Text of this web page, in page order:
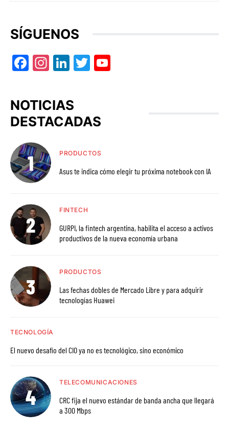
SÍGUENOS
Facebook
Instagram
LinkedIn
Twitter
NOTICIAS
DESTACADAS
PRODUCTOS
Asus te indica cómo elegir tu próxima notebook con IA
FINTECH
GURPI, la fintech argentina, habilita el acceso a activos
productivos de la nueva economía urbana
PRODUCTOS
Las fechas dobles de Mercado Libre y para adquirir
tecnologías Huawei
TECNOLOGÍA
El nuevo desafío del CIO ya no es tecnológico, sino económico
TELECOMUNICACIONES
CRC fija el nuevo estándar de banda ancha que llegará
a 300 Mbps